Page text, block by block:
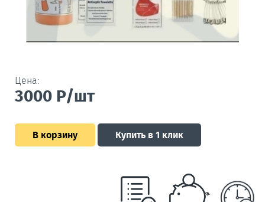
Цена:
3000 Р/шт
В корзину Купить в 1 клик